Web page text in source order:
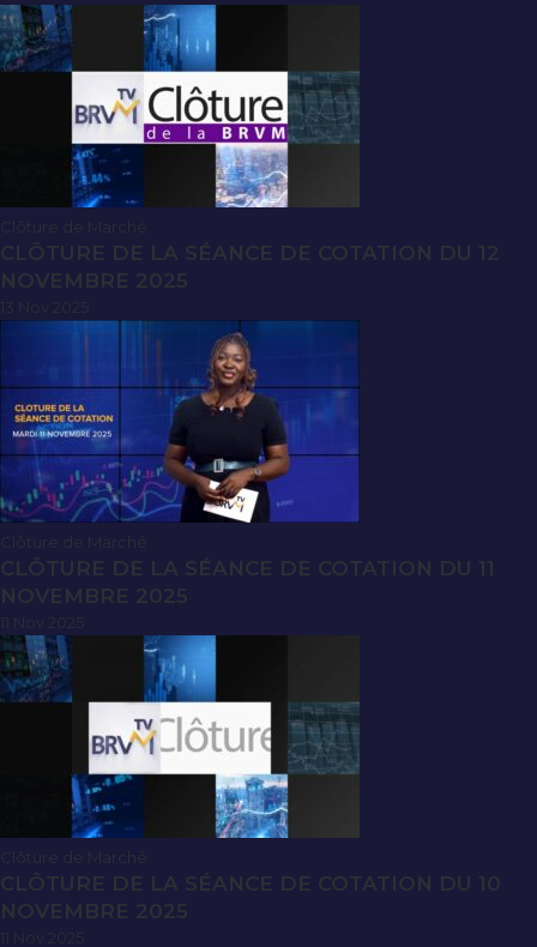
CLÔTURE DE LA SÉANCE DE COTATION DU 12
NOVEMBRE 2025
CLÔTURE DE LA SÉANCE DE COTATION DU 11
NOVEMBRE 2025
CLÔTURE DE LA SÉANCE DE COTATION DU 10
NOVEMBRE 2025